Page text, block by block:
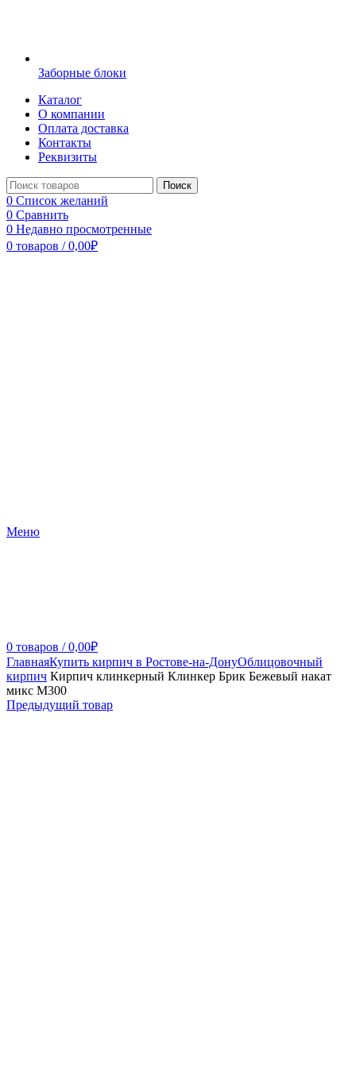
Заборные блоки
Каталог
О компании
Оплата доставка
Контакты
Реквизиты
Поиск
0 Список желаний
0 Сравнить
0 Недавно просмотренные
0 товаров / 0,00₽
Меню
0 товаров / 0,00₽
ГлавнаяКупить кирпич в Ростове-на-ДонуОблицовочный
кирпич Кирпич клинкерный Клинкер Брик Бежевый накат
микс М300
Предыдущий товар